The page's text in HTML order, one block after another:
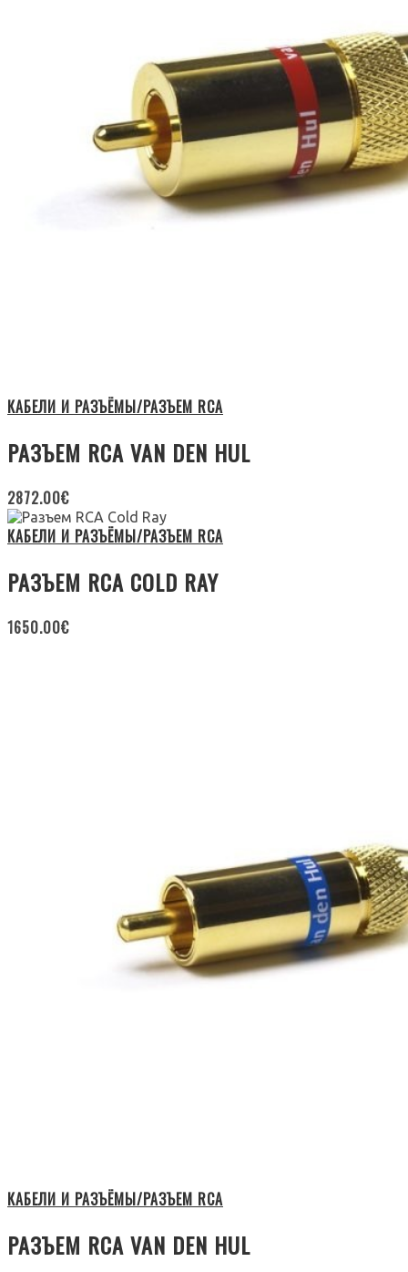
КАБЕЛИ И РАЗЪЁМЫ/РАЗЪЕМ RCA
РАЗЪЕМ RCA VAN DEN HUL
2872.00€
КАБЕЛИ И РАЗЪЁМЫ/РАЗЪЕМ RCA
РАЗЪЕМ RCA COLD RAY
1650.00€
КАБЕЛИ И РАЗЪЁМЫ/РАЗЪЕМ RCA
РАЗЪЕМ RCA VAN DEN HUL